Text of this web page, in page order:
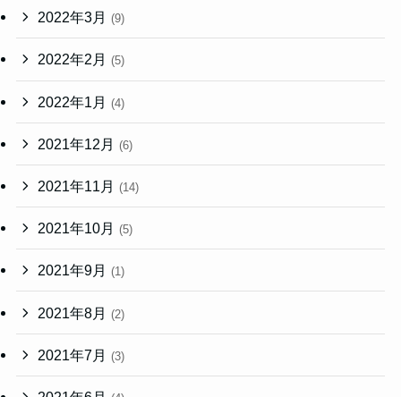
2022年3月 (9)
2022年2月 (5)
2022年1月 (4)
2021年12月 (6)
2021年11月 (14)
2021年10月 (5)
2021年9月 (1)
2021年8月 (2)
2021年7月 (3)